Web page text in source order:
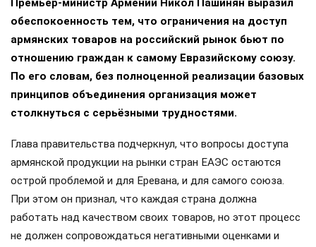
Премьер-министр Армении Никол Пашинян выразил
обеспокоенность тем, что ограничения на доступ
армянских товаров на российский рынок бьют по
отношению граждан к самому Евразийскому союзу.
По его словам, без полноценной реализации базовых
принципов объединения организация может
столкнуться с серьёзными трудностями.
Глава правительства подчеркнул, что вопросы доступа
армянской продукции на рынки стран ЕАЭС остаются
острой проблемой и для Еревана, и для самого союза.
При этом он признал, что каждая страна должна
работать над качеством своих товаров, но этот процесс
не должен сопровождаться негативными оценками и